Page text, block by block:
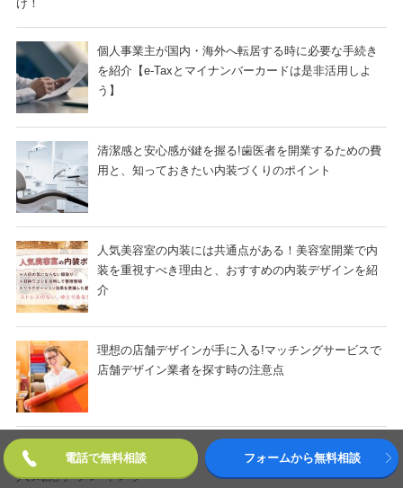
け！
個人事業主が国内・海外へ転居する時に必要な手続き
を紹介【e-Taxとマイナンバーカードは是非活用しよ
う】
清潔感と安心感が鍵を握る!歯医者を開業するための費
用と、知っておきたい内装づくりのポイント
人気美容室の内装には共通点がある！美容室開業で内
装を重視すべき理由と、おすすめの内装デザインを紹
介
理想の店舗デザインが手に入る!マッチングサービスで
店舗デザイン業者を探す時の注意点
人気記事ランキング
電話で無料相談 フォームから無料相談